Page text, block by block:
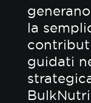
la
guidati